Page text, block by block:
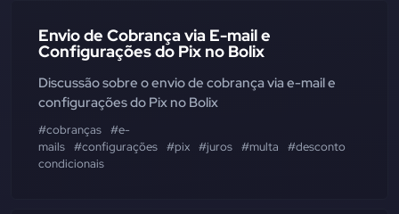
Envio de Cobrança via E-mail e
Configurações do Pix no Bolix
Discussão sobre o envio de cobrança via e-mail e
configurações do Pix no Bolix
#cobranças #e-
mails #configurações #pix #juros #multa
#desconto
condicionais